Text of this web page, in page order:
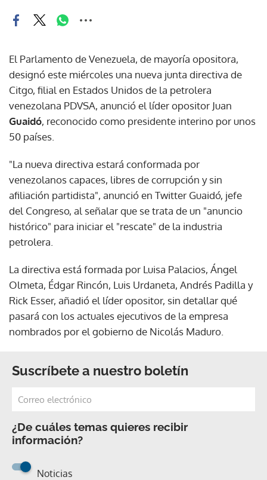
El Parlamento de Venezuela, de mayoría opositora,
designó este miércoles una nueva junta directiva de
Citgo, filial en Estados Unidos de la petrolera
venezolana PDVSA, anunció el líder opositor Juan
Guaidó, reconocido como presidente interino por unos
50 países.
"La nueva directiva estará conformada por
venezolanos capaces, libres de corrupción y sin
afiliación partidista", anunció en Twitter Guaidó, jefe
del Congreso, al señalar que se trata de un "anuncio
histórico" para iniciar el "rescate" de la industria
petrolera.
La directiva está formada por Luisa Palacios, Ángel
Olmeta, Édgar Rincón, Luis Urdaneta, Andrés Padilla y
Rick Esser, añadió el líder opositor, sin detallar qué
pasará con los actuales ejecutivos de la empresa
nombrados por el gobierno de Nicolás Maduro.
Suscríbete a nuestro boletín
¿De cuáles temas quieres recibir
información?
Noticias